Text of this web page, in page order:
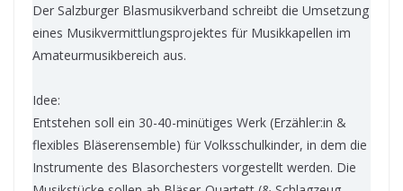
Der Salzburger Blasmusikverband schreibt die Umsetzung
eines Musikvermittlungsprojektes für Musikkapellen im
Amateurmusikbereich aus.
Idee:
Entstehen soll ein 30-40-minütiges Werk (Erzähler:in &
flexibles Bläserensemble) für Volksschulkinder, in dem die
Instrumente des Blasorchesters vorgestellt werden. Die